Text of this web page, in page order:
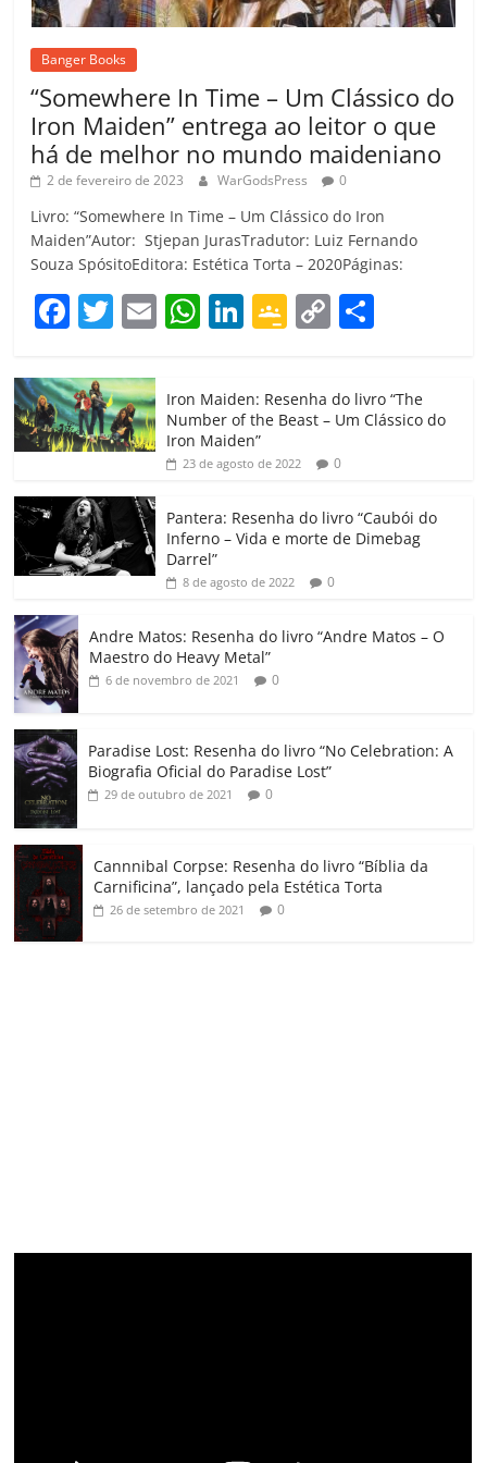
Banger Books
“Somewhere In Time – Um Clássico do
Iron Maiden” entrega ao leitor o que
há de melhor no mundo maideniano
2 de fevereiro de 2023 WarGodsPress 0
Livro: “Somewhere In Time – Um Clássico do Iron
Maiden”Autor: Stjepan JurasTradutor: Luiz Fernando
Souza SpósitoEditora: Estética Torta – 2020Páginas:
F
c
e
b
o
o
k
T
itt
er
E W
at
s
A
p
Li
e
dI
G
gl
e
Cl
a
ss
ro
o
C
p
y
Li
k
m
p
h
ar
Iron Maiden: Resenha do livro “The
Number of the Beast – Um Clássico do
Iron Maiden”
23 de agosto de 2022 0
Pantera: Resenha do livro “Caubói do
Inferno – Vida e morte de Dimebag
Darrel”
8 de agosto de 2022 0
Andre Matos: Resenha do livro “Andre Matos – O
Maestro do Heavy Metal”
6 de novembro de 2021 0
Paradise Lost: Resenha do livro “No Celebration: A
Biografia Oficial do Paradise Lost”
29 de outubro de 2021 0
Cannnibal Corpse: Resenha do livro “Bíblia da
Carnificina”, lançado pela Estética Torta
26 de setembro de 2021 0